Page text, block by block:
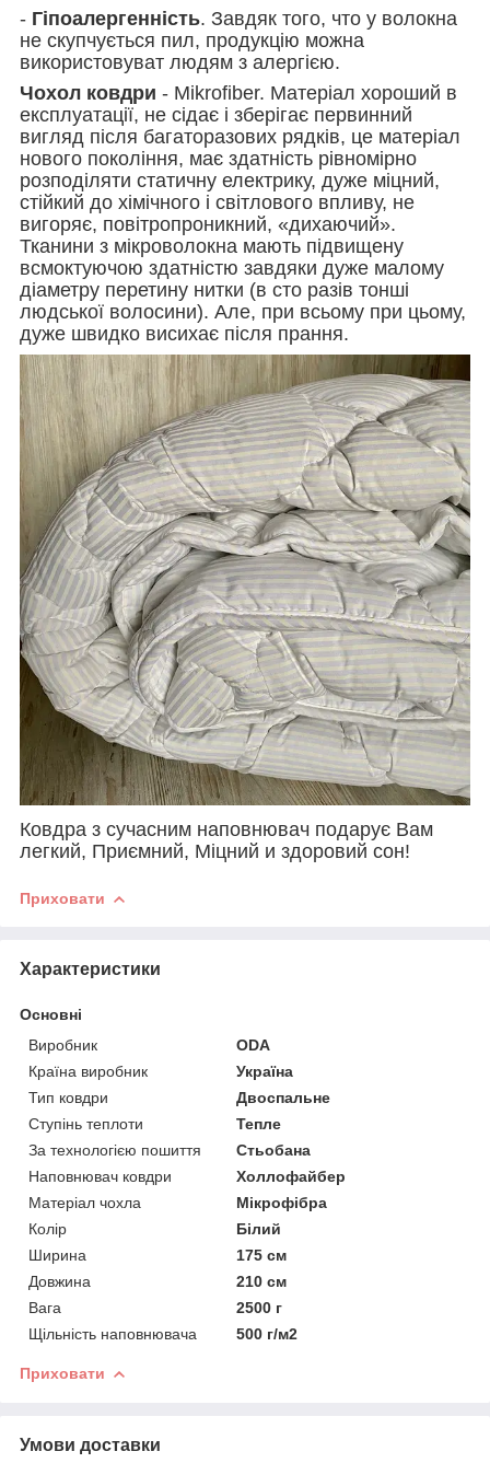
- Гіпоалергенність. Завдяк того, что у волокна
не скупчується пил, продукцію можна
використовуват людям з алергією.
Чохол ковдри - Mikrofiber. Матеріал хороший в
експлуатації, не сідає і зберігає первинний
вигляд після багаторазових рядків, це матеріал
нового покоління, має здатність рівномірно
розподіляти статичну електрику, дуже міцний,
стійкий до хімічного і світлового впливу, не
вигоряє, повітропроникний, «дихаючий».
Тканини з мікроволокна мають підвищену
всмоктуючою здатністю завдяки дуже малому
діаметру перетину нитки (в сто разів тонші
людської волосини). Але, при всьому при цьому,
дуже швидко висихає після прання.
Ковдра з сучасним наповнювач подарує Вам
легкий, Приємний, Міцний и здоровий сон!
Приховати
Характеристики
Основні
Виробник
ODA
Країна виробник
Україна
Тип ковдри
Двоспальне
Ступінь теплоти
Тепле
За технологією пошиття
Стьобана
Наповнювач ковдри
Холлофайбер
Матеріал чохла
Мікрофібра
Колір
Білий
Ширина
175 см
Довжина
210 см
Вага
2500 г
Щільність наповнювача
500 г/м2
Приховати
Умови доставки